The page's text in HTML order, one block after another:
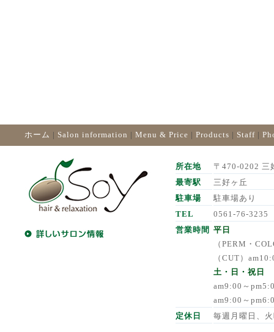
ホーム | Salon information | Menu & Price | Products | Staff |
所在地
〒470-0202 三
最寄駅
三好ヶ丘
駐車場
駐車場あり
TEL
0561-76-3235
営業時間 平日
（PERM・
（CUT）
土・日・祝日
am9:00～
am9:00～
定休日
毎週月曜日、